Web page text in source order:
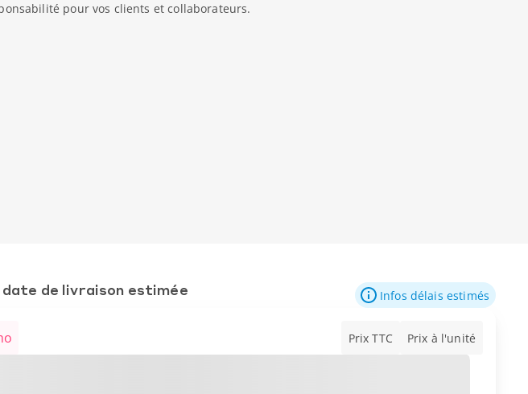
pour vos clients et collaborateurs.
de livraison estimée Infos délais estimés
Prix TTC Prix à l'unité